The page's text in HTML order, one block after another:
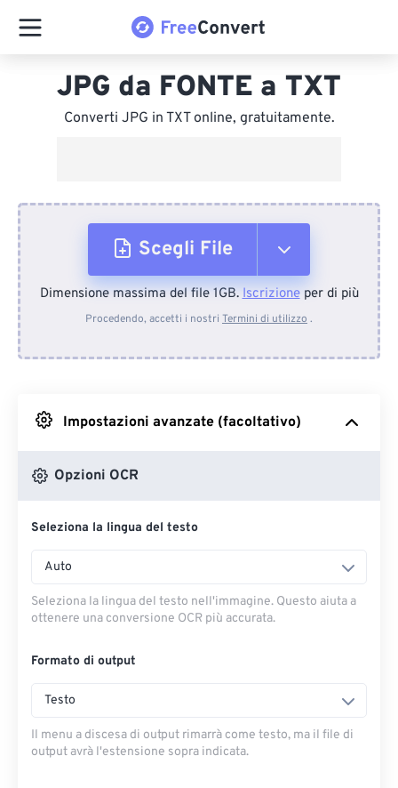
JPG da FONTE a TXT
Converti JPG in TXT online, gratuitamente.
Scegli File
Dal dispositivo
Da Google Drive
Dimensione massima del file 1GB.Iscrizioneper di più
Procedendo, accetti i nostri Termini di utilizzo .
Impostazioni avanzate (facoltativo)
Opzioni OCR
Seleziona la lingua del testo
Auto
Seleziona la lingua del testo nell'immagine. Questo aiuta a
ottenere una conversione OCR più accurata.
Formato di output
Testo
Il menu a discesa di output rimarrà come testo, ma il file di
output avrà l'estensione sopra indicata.